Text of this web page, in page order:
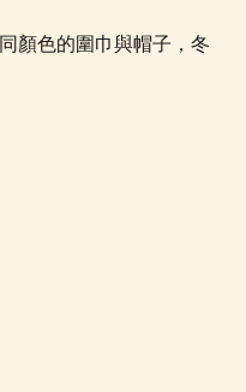
顏色的圍巾與帽子，冬